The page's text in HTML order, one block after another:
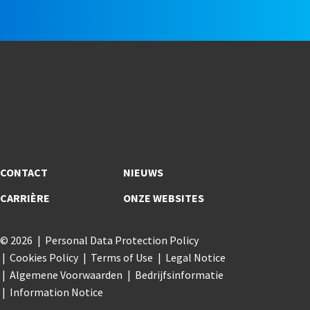
CONTACT
CARRIÈRE
NIEUWS
ONZE WEBSITES
© 2026
Personal Data Protection Policy
Cookies Policy
Terms of Use
Legal Notice
Algemene Voorwaarden
Bedrijfsinformatie
Information Notice